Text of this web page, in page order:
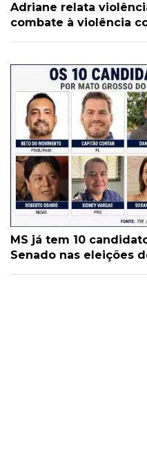
Adriane relata
combate à violência
MS já tem 10
Senado nas eleições